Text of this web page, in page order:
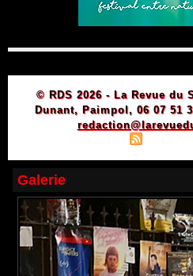
© RDS 2026 - La Revue du
Dunant, Paimpol, 06 07 51
Galerie